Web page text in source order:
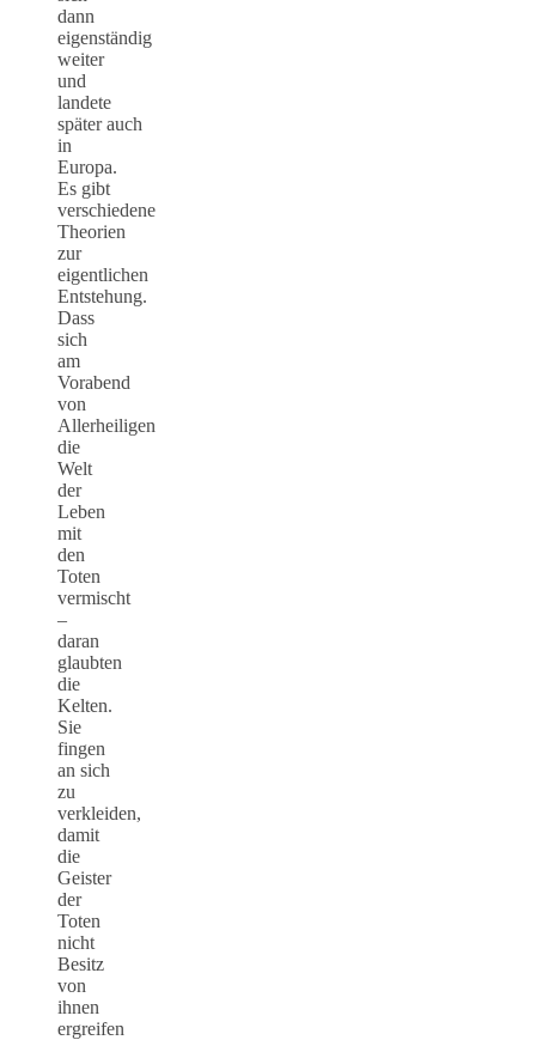
dann
eigenständig
weiter
und
landete
später auch
in
Europa.
Es gibt
verschiedene
Theorien
zur
eigentlichen
Entstehung.
Dass
sich
am
Vorabend
von
Allerheiligen
die
Welt
der
Leben
mit
den
Toten
vermischt
–
daran
glaubten
die
Kelten.
Sie
fingen
an sich
zu
verkleiden,
damit
die
Geister
der
Toten
nicht
Besitz
von
ihnen
ergreifen